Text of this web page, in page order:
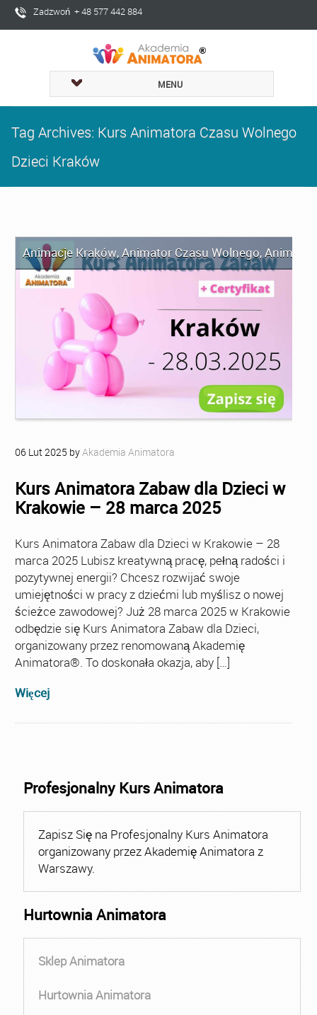
Zadzwoń + 48 577 442 884
MENU
Tag Archives: Kurs Animatora Czasu Wolnego
Dzieci Kraków
Animacje Kraków,Animator Czasu Wolnego,
06 Lut2025 byAkademia Animatora
Kurs Animatora Zabaw dla Dzieci w
Krakowie – 28 marca 2025
Kurs Animatora Zabaw dla Dzieci w Krakowie – 28
marca 2025 Lubisz kreatywną pracę, pełną radości i
pozytywnej energii? Chcesz rozwijać swoje
umiejętności w pracy z dziećmi lub myślisz o nowej
ścieżce zawodowej? Już 28 marca 2025 w Krakowie
odbędzie się Kurs Animatora Zabaw dla Dzieci,
organizowany przez renomowaną Akademię
Animatora®. To doskonała okazja, aby […]
Więcej
Profesjonalny Kurs Animatora
Zapisz Się na Profesjonalny Kurs Animatora
organizowany przez Akademię Animatora z
Warszawy.
Hurtownia Animatora
Sklep Animatora
Hurtownia Animatora